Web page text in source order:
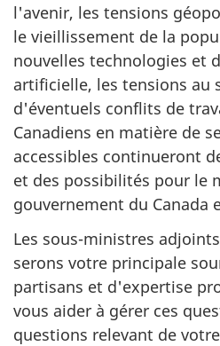
l'avenir, les tensions
le vieillissement de la
nouvelles technologies et
artificielle, les tensions au
d'éventuels conflits de
Canadiens en matière de
accessibles continueront
et des possibilités pour le
gouvernement du Canada
Les sous-ministres
serons votre principale
partisans et d'expertise
vous aider à gérer ces
questions relevant de